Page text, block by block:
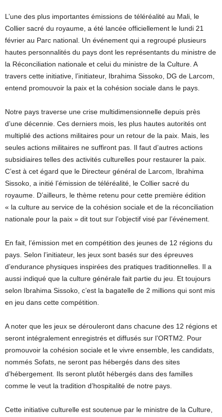
L’une des plus importantes émissions de téléréalité au Mali, le
Collier sacré du royaume, a été lancée officiellement le lundi 21
février au Parc national. Un événement qui a regroupé plusieurs
hautes personnalités du pays dont les représentants du ministre de
la Réconciliation nationale et celui du ministre de la Culture. A
travers cette initiative, l’initiateur, Ibrahima Sissoko, DG de Larcom,
entend promouvoir la paix et la cohésion sociale dans le pays.
Notre pays traverse une crise multidimensionnelle depuis près
d’une décennie. Ces derniers mois, les plus hautes autorités ont
multiplié des actions militaires pour un retour de la paix. Mais, les
seules actions militaires ne suffiront pas. Il faut d’autres actions
subsidiaires telles des activités culturelles pour restaurer la paix.
C’est à cet égard que le Directeur général de Larcom, Ibrahima
Sissoko, a initié l’émission de téléréalité, le Collier sacré du
royaume. D’ailleurs, le thème retenu pour cette première édition
« la culture au service de la cohésion sociale et de la réconciliation
nationale pour la paix » dit tout sur l’objectif visé par l’événement.
En fait, l’émission met en compétition des jeunes de 12 régions du
pays. Selon l’initiateur, les jeux sont basés sur des épreuves
d’endurance physiques inspirées des pratiques traditionnelles. Il a
aussi indiqué que la culture générale fait partie du jeu. Et toujours
selon Ibrahima Sissoko, c’est la bagatelle de 2 millions qui sont mis
en jeu dans cette compétition.
A noter que les jeux se dérouleront dans chacune des 12 régions et
seront intégralement enregistrés et diffusés sur l’ORTM2. Pour
promouvoir la cohésion sociale et le vivre ensemble, les candidats,
nommés Sofats, ne seront pas hébergés dans des sites
d’hébergement. Ils seront plutôt hébergés dans des familles
comme le veut la tradition d’hospitalité de notre pays.
Cette initiative culturelle est soutenue par le ministre de la Culture,